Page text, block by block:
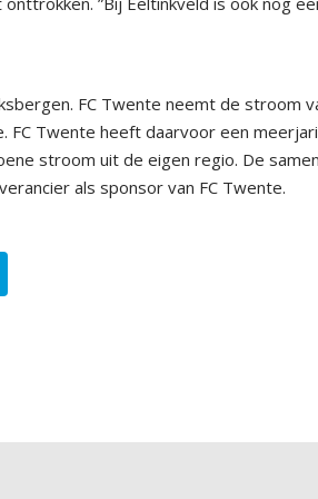
FC Twente neemt de stroom
FC Twente heeft daarvoor een
stroom uit de eigen regio. De
als sponsor van FC Twente.